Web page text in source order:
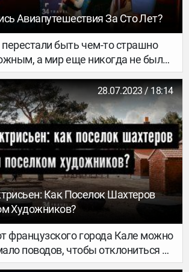
Авиапутешествия За Сто Лет?
быть чем-то страшно
а мир еще никогда не был
что за 10 часов перелета
себя другой части
мы и делаем наш журнал. И это
благодаря авиации.
как это было, в хронологическом
28.07.2023 / 18:14
Как Поселок Шахтеров
Художников?
французского города Кале можно
поводов, чтобы отклониться от
маршрутов. В Ленсе ждет